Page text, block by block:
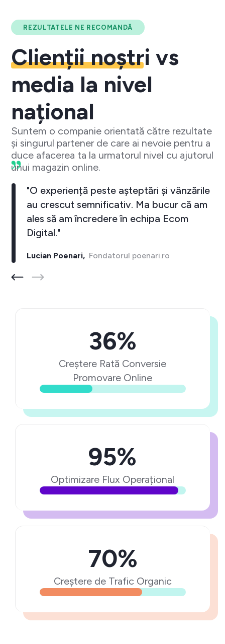
REZULTATELE NE RECOMANDĂ
Clienții noștri vs
media la nivel
național
Suntem o companie orientată către rezultate
și singurul partener de care ai nevoie pentru a
duce afacerea ta la urmatorul nivel cu ajutorul
unui magazin online.
"O experiență peste așteptări și vânzările
au crescut semnificativ. Ma bucur că am
ales să am încredere în echipa Ecom
Digital."
Lucian Poenari,Fondatorul poenari.ro
36%
Creștere Rată Conversie
Promovare Online
95%
Optimizare Flux Operațional
70%
Creștere de Trafic Organic